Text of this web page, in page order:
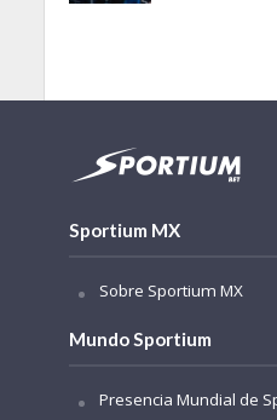
Sportium MX
Sobre Sportium MX
Mundo Sportium
Presencia Mundial de